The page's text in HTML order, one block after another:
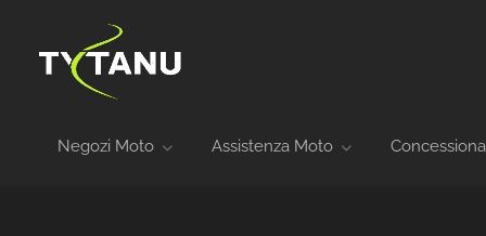
Negozi Moto Assistenza Moto